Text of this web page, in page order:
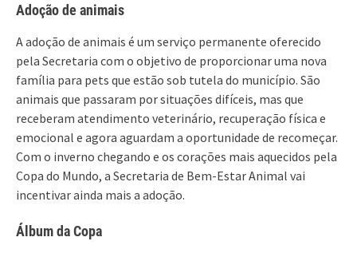
Adoção de animais
A adoção de animais é um serviço permanente oferecido
pela Secretaria com o objetivo de proporcionar uma nova
família para pets que estão sob tutela do município. São
animais que passaram por situações difíceis, mas que
receberam atendimento veterinário, recuperação física e
emocional e agora aguardam a oportunidade de recomeçar.
Com o inverno chegando e os corações mais aquecidos pela
Copa do Mundo, a Secretaria de Bem-Estar Animal vai
incentivar ainda mais a adoção.
Álbum da Copa